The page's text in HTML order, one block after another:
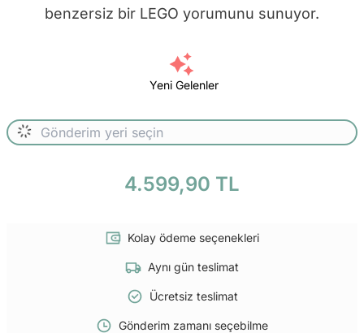
benzersiz bir LEGO yorumunu sunuyor.
Yeni Gelenler
4.599,90 TL
Kolay ödeme seçenekleri
Aynı gün teslimat
Ücretsiz teslimat
Gönderim zamanı seçebilme